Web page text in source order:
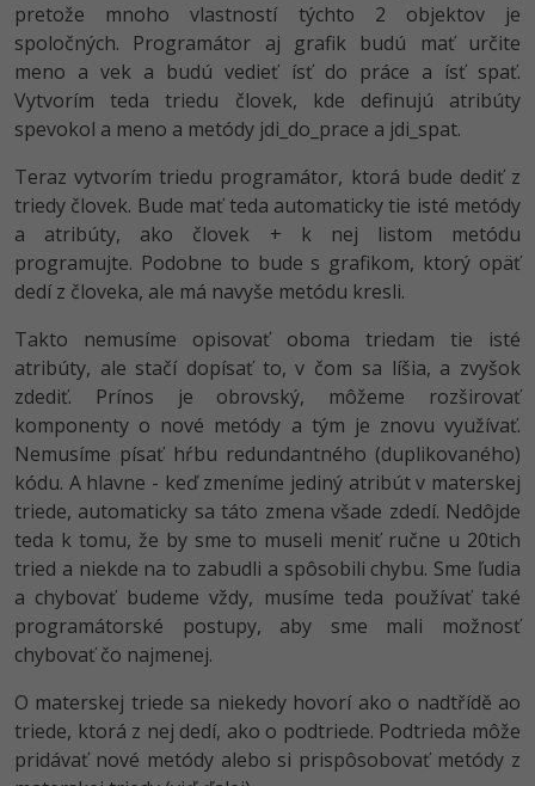
pretože mnoho vlastností týchto 2 objektov je
spoločných. Programátor aj grafik budú mať určite
meno a vek a budú vedieť ísť do práce a ísť spať.
Vytvorím teda triedu človek, kde definujú atribúty
spevokol a meno a metódy jdi_do_prace a jdi_spat.
Teraz vytvorím triedu programátor, ktorá bude dediť z
triedy človek. Bude mať teda automaticky tie isté metódy
a atribúty, ako človek + k nej listom metódu
programujte. Podobne to bude s grafikom, ktorý opäť
dedí z človeka, ale má navyše metódu kresli.
Takto nemusíme opisovať oboma triedam tie isté
atribúty, ale stačí dopísať to, v čom sa líšia, a zvyšok
zdediť. Prínos je obrovský, môžeme rozširovať
komponenty o nové metódy a tým je znovu využívať.
Nemusíme písať hŕbu redundantného (duplikovaného)
kódu. A hlavne - keď zmeníme jediný atribút v materskej
triede, automaticky sa táto zmena všade zdedí. Nedôjde
teda k tomu, že by sme to museli meniť ručne u 20tich
tried a niekde na to zabudli a spôsobili chybu. Sme ľudia
a chybovať budeme vždy, musíme teda používať také
programátorské postupy, aby sme mali možnosť
chybovať čo najmenej.
O materskej triede sa niekedy hovorí ako o nadtřídě ao
triede, ktorá z nej dedí, ako o podtriede. Podtrieda môže
pridávať nové metódy alebo si prispôsobovať metódy z